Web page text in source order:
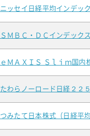
ニッセイ日経平均インデッ
ＳＭＢＣ・ＤＣインデック
ｅＭＡＸＩＳ Ｓｌｉｍ国内
たわらノーロード日経２２５
つみたて日本株式（日経平均